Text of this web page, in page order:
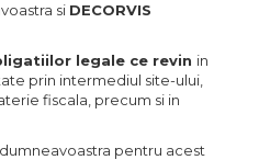
si DECORVIS
legale ce revin in
prin intermediul site-ului,
fiscala, precum si in
pentru acest